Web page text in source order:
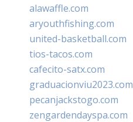
alawaffle.com
aryouthfishing.com
united-basketball.com
tios-tacos.com
cafecito-satx.com
graduacionviu2023.com
pecanjackstogo.com
zengardendayspa.com